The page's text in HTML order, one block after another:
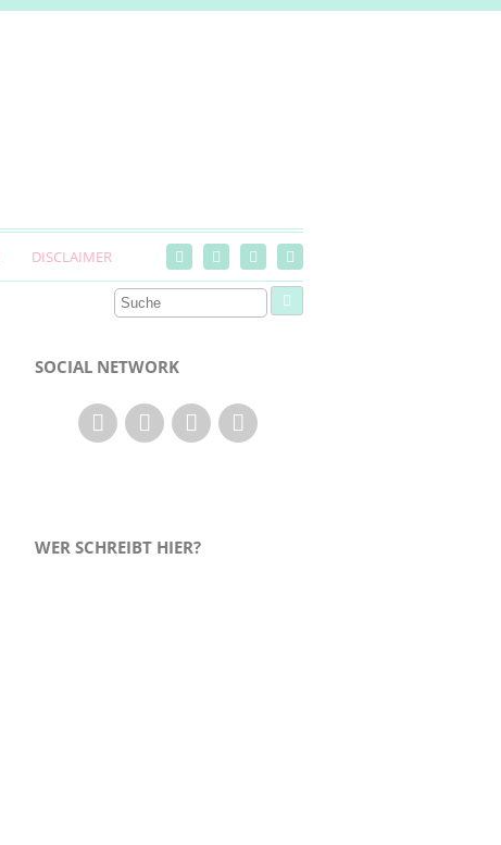
DISCLAIMER
SOCIAL NETWORK
WER SCHREIBT HIER?